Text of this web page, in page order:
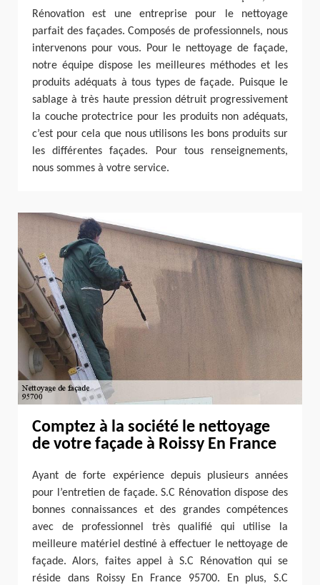
Rénovation est une entreprise pour le nettoyage
parfait des façades. Composés de professionnels, nous
intervenons pour vous. Pour le nettoyage de façade,
notre équipe dispose les meilleures méthodes et les
produits adéquats à tous types de façade. Puisque le
sablage à très haute pression détruit progressivement
la couche protectrice pour les produits non adéquats,
c’est pour cela que nous utilisons les bons produits sur
les différentes façades. Pour tous renseignements,
nous sommes à votre service.
Comptez à la société le nettoyage
de votre façade à Roissy En France
Ayant de forte expérience depuis plusieurs années
pour l’entretien de façade. S.C Rénovation dispose des
bonnes connaissances et des grandes compétences
avec de professionnel très qualifié qui utilise la
meilleure matériel destiné à effectuer le nettoyage de
façade. Alors, faites appel à S.C Rénovation qui se
réside dans Roissy En France 95700. En plus, S.C